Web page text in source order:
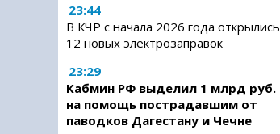
23:44
В КЧР с начала 2026 года открылись
12 новых электрозаправок
23:29
Кабмин РФ выделил 1 млрд руб.
на помощь пострадавшим от
паводков Дагестану и Чечне